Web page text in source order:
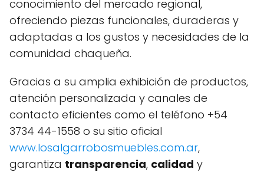
conocimiento del mercado regional,
ofreciendo piezas funcionales, duraderas y
adaptadas a los gustos y necesidades de la
comunidad chaqueña.
Gracias a su amplia exhibición de productos,
atención personalizada y canales de
contacto eficientes como el teléfono +54
3734 44-1558 o su sitio oficial
www.losalgarrobosmuebles.com.ar,
garantiza transparencia, calidad y